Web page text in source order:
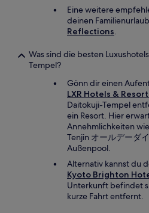
Eine weitere
deinen
Reflections.
Was sind die besten
Tempel?
Gönn dir einen
LXR Hotels &
Daitokuji-Tempel
ein Resort. Hier
Annehmlichkeiten
Tenjin オールデーダ
Außenpool.
Alternativ kannst du
Kyoto Brighton
Unterkunft befindet
kurze Fahrt entfernt.